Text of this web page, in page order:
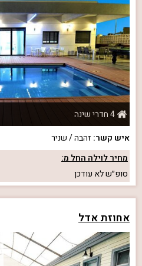
4 חדרי שינה
איש קשר: זהבה / שניר
מחיר לוילה החל מ:
סופ״שלא עודכן
אחוזת אדל